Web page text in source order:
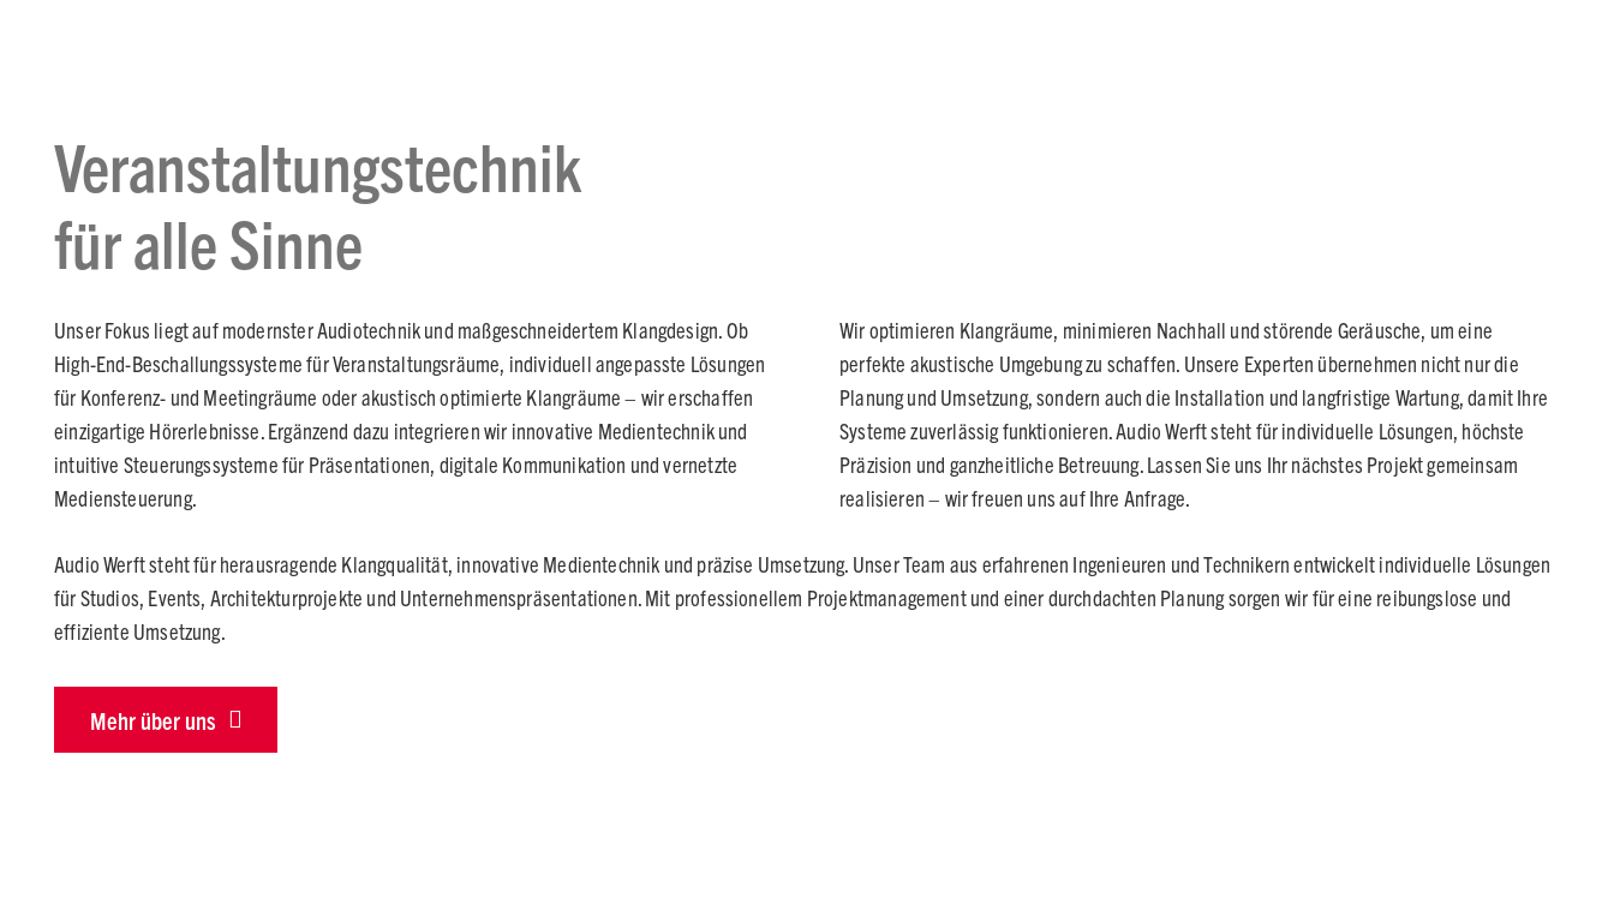
Veranstaltungstechnik
für alle Sinne
Unser Fokus liegt auf modernster Audiotechnik und maßgeschneidertem Klangdesign. Ob
High-End-Beschallungssysteme für Veranstaltungsräume, individuell angepasste Lösungen
für Konferenz- und Meetingräume oder akustisch optimierte Klangräume – wir erschaffen
einzigartige Hörerlebnisse. Ergänzend dazu integrieren wir innovative Medientechnik und
intuitive Steuerungssysteme für Präsentationen, digitale Kommunikation und vernetzte
Mediensteuerung.
Wir optimieren Klangräume, minimieren Nachhall und störende Geräusche, um eine
perfekte akustische Umgebung zu schaffen. Unsere Experten übernehmen nicht nur die
Planung und Umsetzung, sondern auch die Installation und langfristige Wartung, damit Ihre
Systeme zuverlässig funktionieren. Audio Werft steht für individuelle Lösungen, höchste
Präzision und ganzheitliche Betreuung. Lassen Sie uns Ihr nächstes Projekt gemeinsam
realisieren – wir freuen uns auf Ihre Anfrage.
Audio Werft steht für herausragende Klangqualität, innovative Medientechnik und präzise Umsetzung. Unser Team aus erfahrenen Ingenieuren und Technikern entwickelt individuelle Lösungen
für Studios, Events, Architekturprojekte und Unternehmenspräsentationen. Mit professionellem Projektmanagement und einer durchdachten Planung sorgen wir für eine reibungslose und
effiziente Umsetzung.
Mehr über uns